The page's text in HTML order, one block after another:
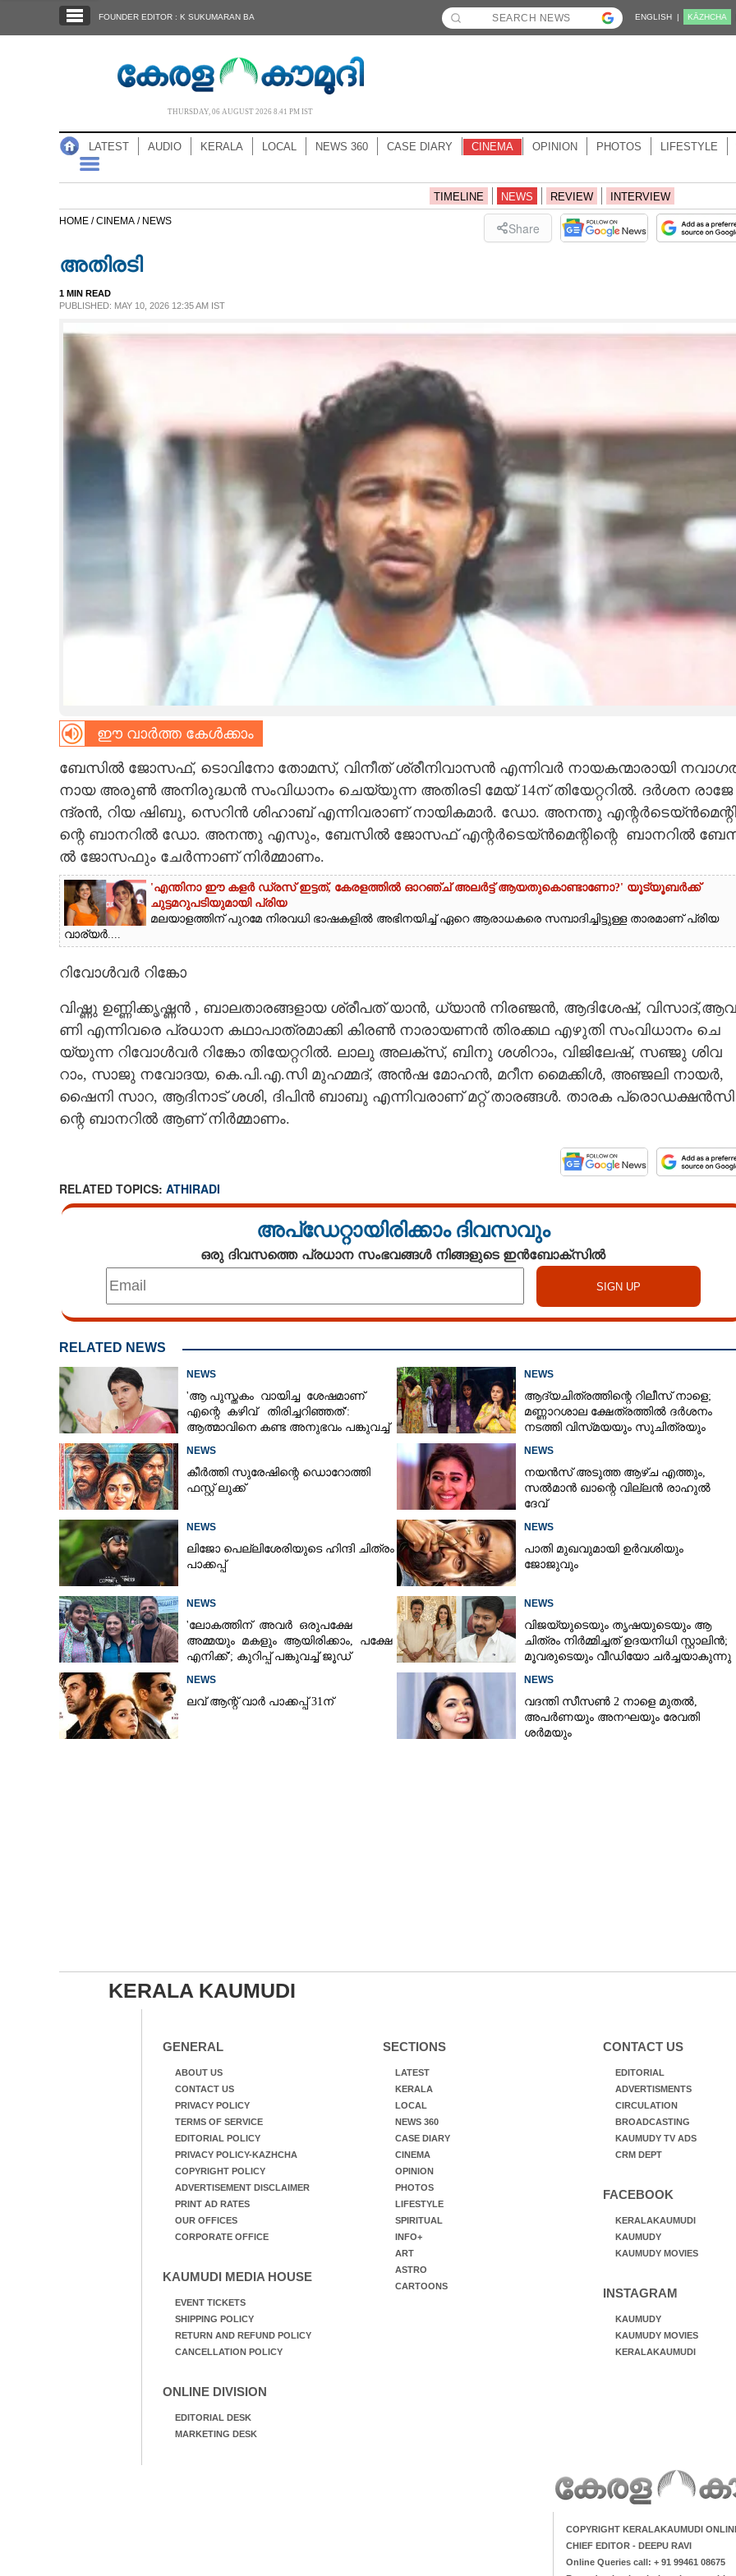
NOTIFIED NEWS
CASE DIARY
CARTOONS
LITERATURE
CONTACT US
FOUNDER EDITOR : K SUKUMARAN BA ENGLISH | KĀZHCHA
THURSDAY, 06 AUGUST 2026 8.41 PM IST
LATEST AUDIO KERALA LOCAL NEWS 360 CASE DIARY CINEMA OPINION PHOTOS LIFESTYLE
TIMELINE NEWS REVIEW INTERVIEW
HOME /CINEMA / NEWS Share
അതിരടി
1 MIN READ
PUBLISHED: MAY 10, 2026 12:35 AM IST
ഈ വാർത്ത കേൾക്കാം
ബേ​സി​ൽ​ ​ജോ​സ​ഫ്,​ ​ടൊ​വി​നോ​ ​തോ​മ​സ്,​ ​വി​നീ​ത് ​ശ്രീ​നി​വാ​സ​ൻ​ ​എ​ന്നി​വ​ർ​ ​നാ​യ​ക​ന്മാ​രാ​യി​
നാ​യ​ ​അ​രു​ൺ​ ​അ​നി​രു​ദ്ധ​ൻ​ ​സം​വി​ധാ​നം​ ​ചെ​യ്യു​ന്ന​ ​അ​തി​ര​ടി​ ​മേ​യ് 14​ന് ​തി​യേ​റ്റ​റി​ൽ.​ ​ദ​ർ​ശ​ന​ ​രാ​ജേ​
ന്ദ്ര​ൻ,​​​ ​റി​യ​ ​ഷി​ബു,​​​ ​സെ​റി​ൻ​ ​ശി​ഹാ​ബ് ​എ​ന്നി​വ​രാ​ണ് ​നാ​യി​ക​മാ​ർ.​ ​ഡോ.​ ​അ​ന​ന്തു​ ​എ​ന്റ​ർ​ടെ​യ്ൻ​മെ​​ന്റി​
ന്റെ​ ​ബാ​ന​റി​ൽ​ ​ഡോ.​ ​അ​ന​ന്തു​ ​എ​സും,​ ​ബേ​സി​ൽ​ ​ജോ​സ​ഫ് ​എ​ന്റ​ർ​ടെ​യ്ൻ​മെ​ന്റി​ന്റെ ​ ​ബാ​ന​റി​ൽ​
ൽ​ ​ജോ​സ​ഫും​ ​ചേ​ർ​ന്നാ​ണ് ​നി​ർ​മ്മാ​ണം.
'എന്തിനാ ഈ കളർ ഡ്രസ് ഇട്ടത്, കേരളത്തിൽ ഓറഞ്ച് അല‌ർട്ട് ആയതുകൊണ്ടാണോ?' യൂട്യൂബർക്ക്
ചുട്ടമറുപടിയുമായി പ്രിയ
മലയാളത്തിന് പുറമേ നിരവധി ഭാഷകളിൽ അഭിനയിച്ച് ഏറെ ആരാധകരെ സമ്പാദിച്ചിട്ടുള്ള താരമാണ് പ്രിയ
വാര്യർ....
റിവോൾവർ റിങ്കോ
വി​ഷ്ണു​ ​ഉ​ണ്ണി​ക്കൃ​ഷ്ണ​ൻ​ ,​ ​ബാ​ല​താ​ര​ങ്ങ​ളായ ശ്രീ​പ​ത് ​യാ​ൻ​,​ ​ധ്യാ​ൻ​ ​നി​ര​ഞ്ജ​ൻ, ആ​ദി​ശേ​ഷ്,​ ​വി​സാ​ദ്,​ആ​വ​
ണി​ ​എ​ന്നി​വ​രെ​ ​പ്ര​ധാ​ന​ ​ക​ഥാ​പാ​ത്ര​മാ​ക്കി​ ​കി​ര​ൺ​ ​നാ​രാ​യ​ണ​ൻ​ ​തി​ര​ക്ക​ഥ​ ​എ​ഴു​തി​ ​സം​വി​ധാ​നം​ ​ചെ​
യ്യു​ന്ന​ റി​വോ​ൾ​വ​ർ​ ​റി​ങ്കോ​ ​തി​യേ​റ്റ​റി​ൽ.​ ​ലാ​ലു​ ​അ​ല​ക്സ്, ബി​നു​ ​ശ​ശി​റാം,​ ​വി​ജി​ലേ​ഷ്,​ ​സ​ഞ്ജു​ ശി​വ​
റാം,​ ​സാ​ജു​ ​ന​വോ​ദ​യ,​ ​കെ.​പി.​എ.​സി​ ​മു​ഹ​മ്മ​ദ്,​ ​അ​ൻ​ഷ​ ​മോ​ഹ​ൻ,​ ​മ​റീ​ന​ ​മൈ​ക്കി​ൾ,​ ​അ​ഞ്ജ​ലി​ ​നാ​യ​ർ,​ ​
ഷൈ​നി​ ​സാ​റ,​ ​ആദിനാ​ട് ​ശ​ശി,​ ​ദി​പി​ൻ​ ​ബാ​ബു​ ​എ​ന്നി​വ​രാ​ണ് ​മ​റ്റ് ​താ​ര​ങ്ങ​ൾ. താ​ര​ക​ ​പ്രൊ​ഡ​ക്ഷ​ൻ​സി​
ന്റെ​ ​ബാ​ന​റി​ൽ​ ​ആ​ണ് നി​ർ​മ്മാ​ണം.
RELATED TOPICS: ATHIRADI
അപ്ഡേറ്റായിരിക്കാം ദിവസവും
ഒരു ദിവസത്തെ പ്രധാന സംഭവങ്ങൾ നിങ്ങളുടെ ഇൻബോക്സിൽ
RELATED NEWS
NEWS
'ആ പുസ്തകം വായിച്ച ശേഷമാണ്
എന്റെ കഴിവ് തിരിച്ചറിഞ്ഞത്':
ആത്മാവിനെ കണ്ട അനുഭവം പങ്കുവച്ച്
NEWS
ആദ്യചിത്രത്തിന്റെ റിലീസ് നാളെ;
മണ്ണാറശാല ക്ഷേത്രത്തിൽ ദർശനം
നടത്തി വിസ്‌മയയും സുചിത്രയും
NEWS
കീർത്തി സുരേഷിന്റെ ഡൊറോത്തി
ഫസ്റ്റ് ലുക്ക്
NEWS
നയൻസ് അടുത്ത ആഴ്ച എത്തും,
സൽമാൻ ഖാന്റെ വില്ലൻ രാഹുൽ
ദേവ്
NEWS
ലിജോ പെല്ലിശേരിയുടെ ഹിന്ദി ചിത്രം
പാക്കപ്പ്
NEWS
പാതി മുഖവുമായി ഉർവശിയും
ജോജുവും
NEWS
'ലോകത്തിന് അവർ ഒരുപക്ഷേ
അമ്മയും മകളും ആയിരിക്കാം, പക്ഷേ
എനിക്ക്'; കുറിപ്പ് പങ്കുവച്ച് ജൂഡ്
NEWS
വിജയ്‌യുടെയും തൃഷയുടെയും ആ
ചിത്രം നിർമ്മിച്ചത് ഉദയനിധി സ്റ്റാലിൻ;
മൂവരുടെയും വീഡിയോ ചർച്ചയാകുന്നു
NEWS
ലവ് ആന്റ് വാർ പാക്കപ്പ് 31ന്
NEWS
വദന്തി സീസൺ 2 നാളെ മുതൽ,
അപർണയും അനഘയും രേവതി
ശർമയും
KERALA KAUMUDI
GENERAL
ABOUT US
CONTACT US
PRIVACY POLICY
TERMS OF SERVICE
EDITORIAL POLICY
PRIVACY POLICY-KAZHCHA
COPYRIGHT POLICY
ADVERTISEMENT DISCLAIMER
PRINT AD RATES
OUR OFFICES
CORPORATE OFFICE
KAUMUDI MEDIA HOUSE
EVENT TICKETS
SHIPPING POLICY
RETURN AND REFUND POLICY
CANCELLATION POLICY
ONLINE DIVISION
EDITORIAL DESK
MARKETING DESK
SECTIONS
LATEST
KERALA
LOCAL
NEWS 360
CASE DIARY
CINEMA
OPINION
PHOTOS
LIFESTYLE
SPIRITUAL
INFO+
ART
ASTRO
CARTOONS
CONTACT US
EDITORIAL
ADVERTISMENTS
CIRCULATION
BROADCASTING
KAUMUDY TV ADS
CRM DEPT
FACEBOOK
KERALAKAUMUDI
KAUMUDY
KAUMUDY MOVIES
INSTAGRAM
KAUMUDY
KAUMUDY MOVIES
KERALAKAUMUDI
COPYRIGHT KERALAKAUMUDI
CHIEF EDITOR - DEEPU RAVI
Online Queries call: + 91 99461 08675